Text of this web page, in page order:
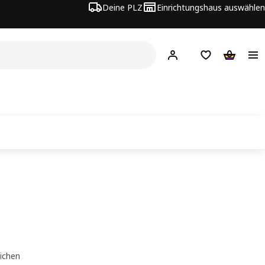
Deine PLZ Einrichtungshaus auswählen
Hej! Jetzt anmelden.
Einkaufsliste